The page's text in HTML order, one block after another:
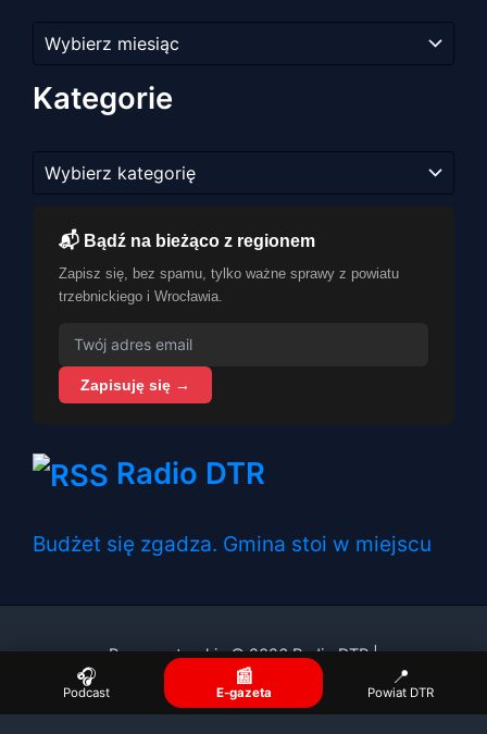
artykułów
Kategorie
📬 Bądź na bieżąco z regionem
Zapisz się, bez spamu, tylko ważne sprawy z powiatu
trzebnickiego i Wrocławia.
Zapisuję się →
Radio DTR
Budżet się zgadza. Gmina stoi w miejscu
Prawa autorskie © 2026 Radio DTR |
🎧
Podcast
📰
E-gazeta
📍
Powiat DTR